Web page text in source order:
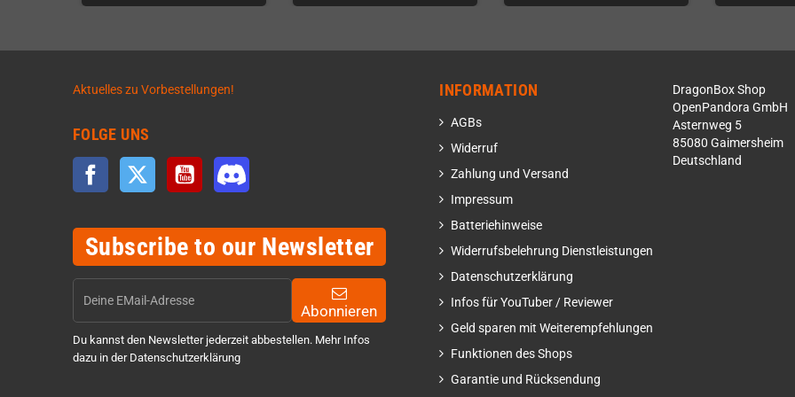
Aktuelles zu Vorbestellungen!
FOLGE UNS
Facebook Twitter YouTube
Subscribe to our Newsletter
Abonnieren
Du kannst den Newsletter jederzeit abbestellen. Mehr Infos
dazu in der Datenschutzerklärung
INFORMATION
AGBs
Widerruf
Zahlung und Versand
Impressum
Batteriehinweise
Widerrufsbelehrung Dienstleistungen
Datenschutzerklärung
Infos für YouTuber / Reviewer
Geld sparen mit Weiterempfehlungen
Funktionen des Shops
Garantie und Rücksendung
DragonBox Shop
OpenPandora GmbH
Asternweg 5
85080 Gaimersheim
Deutschland